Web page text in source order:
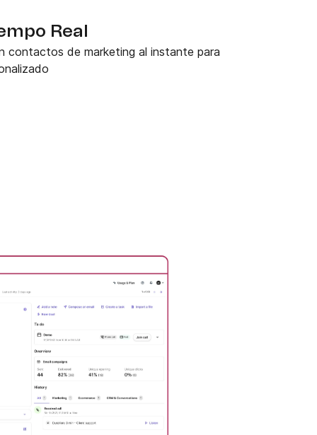
Real
contactos de marketing al instante para